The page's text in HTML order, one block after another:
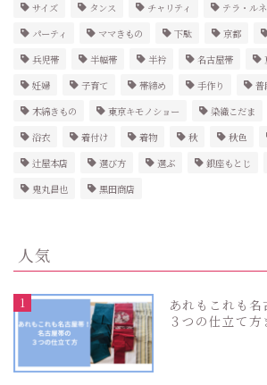
サイズ
タンス チャリティ テラ・ル
パーティ
ママきもの 下駄 京都
兵児帯
半幅帯 半衿 名古屋帯
妊婦
子育て 帯締め 手作り
普
木綿きもの
東京キモノショー 染織こだま
浴衣
着付け 着物 秋 秋色
辻屋本店
選び方 選ぶ 銀座もとじ
鬼丸昌也
黒田商店
人気
1
あれもこれも
３つの仕立て方